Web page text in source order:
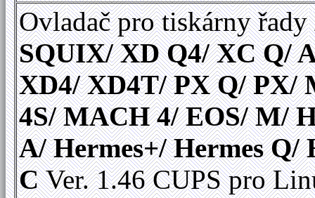
Ovladač pro tiskárny řady
SQUIX/ XD Q4/ XC Q/
XD4/ XD4T/ PX Q/ PX/
4S/ MACH 4/ EOS/ M/
A/ Hermes+/ Hermes Q/
CVer. 1.46 CUPS pro